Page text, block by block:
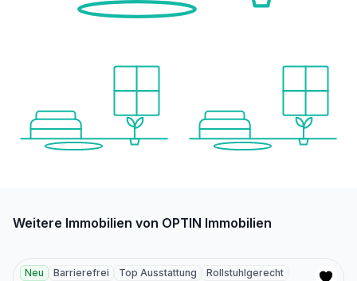
Weitere Immobilien von OPTIN Immobilien
Neu Barrierefrei Top Ausstattung
Rollstuhlgerecht